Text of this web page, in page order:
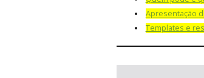
Apresentação
Templates e